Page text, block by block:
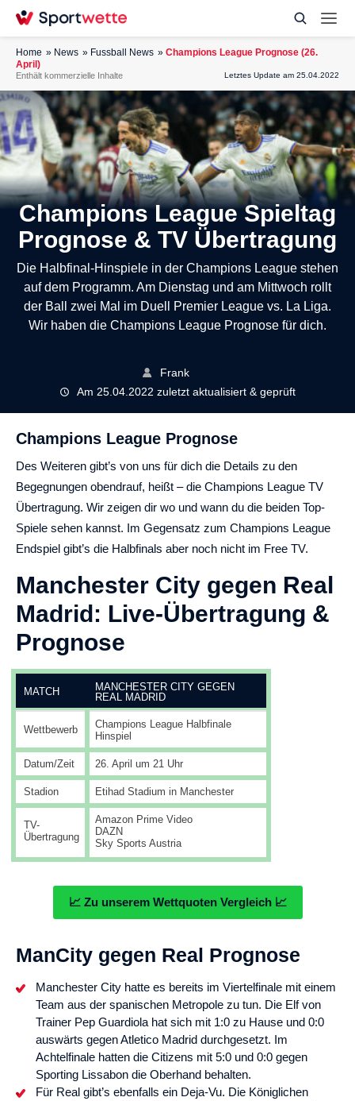
Home News Fussball News
Champions League Prognose (26.
April)
Enthält kommerzielle Inhalte Letztes Update am 25.04.2022
Champions League Spieltag
Prognose & TV Übertragung
Die Halbfinal-Hinspiele in der Champions League stehen
auf dem Programm. Am Dienstag und am Mittwoch rollt
der Ball zwei Mal im Duell Premier League vs. La Liga.
Wir haben die Champions League Prognose für dich.
Frank
Am 25.04.2022 zuletzt aktualisiert & geprüft
Champions League Prognose
Des Weiteren gibt’s von uns für dich die Details zu den
Begegnungen obendrauf, heißt – die Champions League TV
Übertragung. Wir zeigen dir wo und wann du die beiden Top-
Spiele sehen kannst. Im Gegensatz zum Champions League
Endspiel gibt’s die Halbfinals aber noch nicht im Free TV.
Manchester City gegen Real
Madrid: Live-Übertragung &
Prognose
MATCH
MANCHESTER CITY GEGEN
REAL MADRID
Wettbewerb
Champions League Halbfinale
Hinspiel
Datum/Zeit 26. April um 21 Uhr
Stadion Etihad Stadium in Manchester
TV-
Übertragung
Amazon Prime Video
DAZN
Sky Sports Austria
📈 Zu unserem Wettquoten Vergleich 📈
ManCity gegen Real Prognose
Manchester City hatte es bereits im Viertelfinale mit einem
Team aus der spanischen Metropole zu tun. Die Elf von
Trainer Pep Guardiola hat sich mit 1:0 zu Hause und 0:0
auswärts gegen Atletico Madrid durchgesetzt. Im
Achtelfinale hatten die Citizens mit 5:0 und 0:0 gegen
Sporting Lissabon die Oberhand behalten.
Für Real gibt’s ebenfalls ein Deja-Vu. Die Königlichen